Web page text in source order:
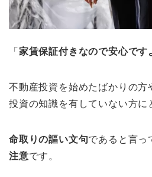
「 家賃保証付きなので安心です
不動産投資を始めたばかりの方
投資の知識を有していない方に
命取りの謳い文句であると言っ
注意です。